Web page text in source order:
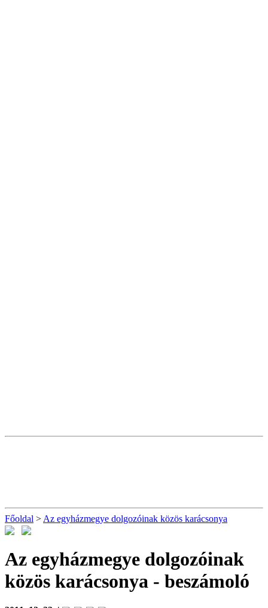
Főoldal > Az egyházmegye dolgozóinak közös karácsonya
Az egyházmegye dolgozóinak
közös karácsonya - beszámoló